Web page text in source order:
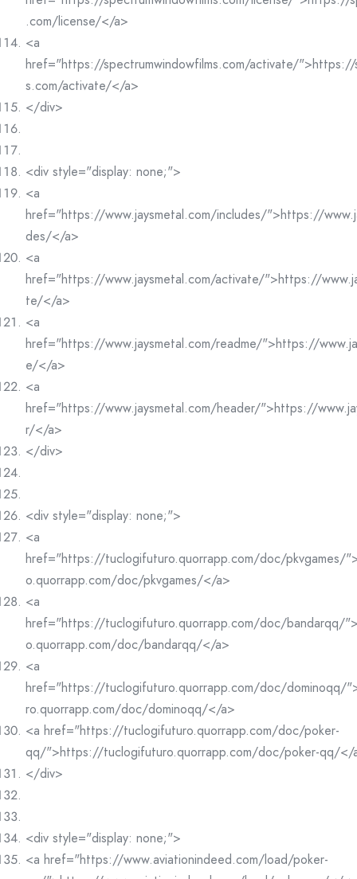
.com/license/</a>
<a
href="https://spectrumwindowfilms.com/activate/">https://
s.com/activate/</a>
</div>
<div style="display: none;">
<a
href="https://www.jaysmetal.com/includes/">https://
des/</a>
<a
href="https://www.jaysmetal.com/activate/">https://
te/</a>
<a
href="https://www.jaysmetal.com/readme/">https://
e/</a>
<a
href="https://www.jaysmetal.com/header/">https://
r/</a>
</div>
<div style="display: none;">
<a
href="https://tuclogifuturo.quorrapp.com/doc/pkvgames/
o.quorrapp.com/doc/pkvgames/</a>
<a
href="https://tuclogifuturo.quorrapp.com/doc/bandarqq/
o.quorrapp.com/doc/bandarqq/</a>
<a
href="https://tuclogifuturo.quorrapp.com/doc/dominoqq/
ro.quorrapp.com/doc/dominoqq/</a>
<a href="https://tuclogifuturo.quorrapp.com/doc/poker-
qq/">https://tuclogifuturo.quorrapp.com/doc/poker-qq/</
</div>
<div style="display: none;">
<a href="https://www.aviationindeed.com/load/poker-